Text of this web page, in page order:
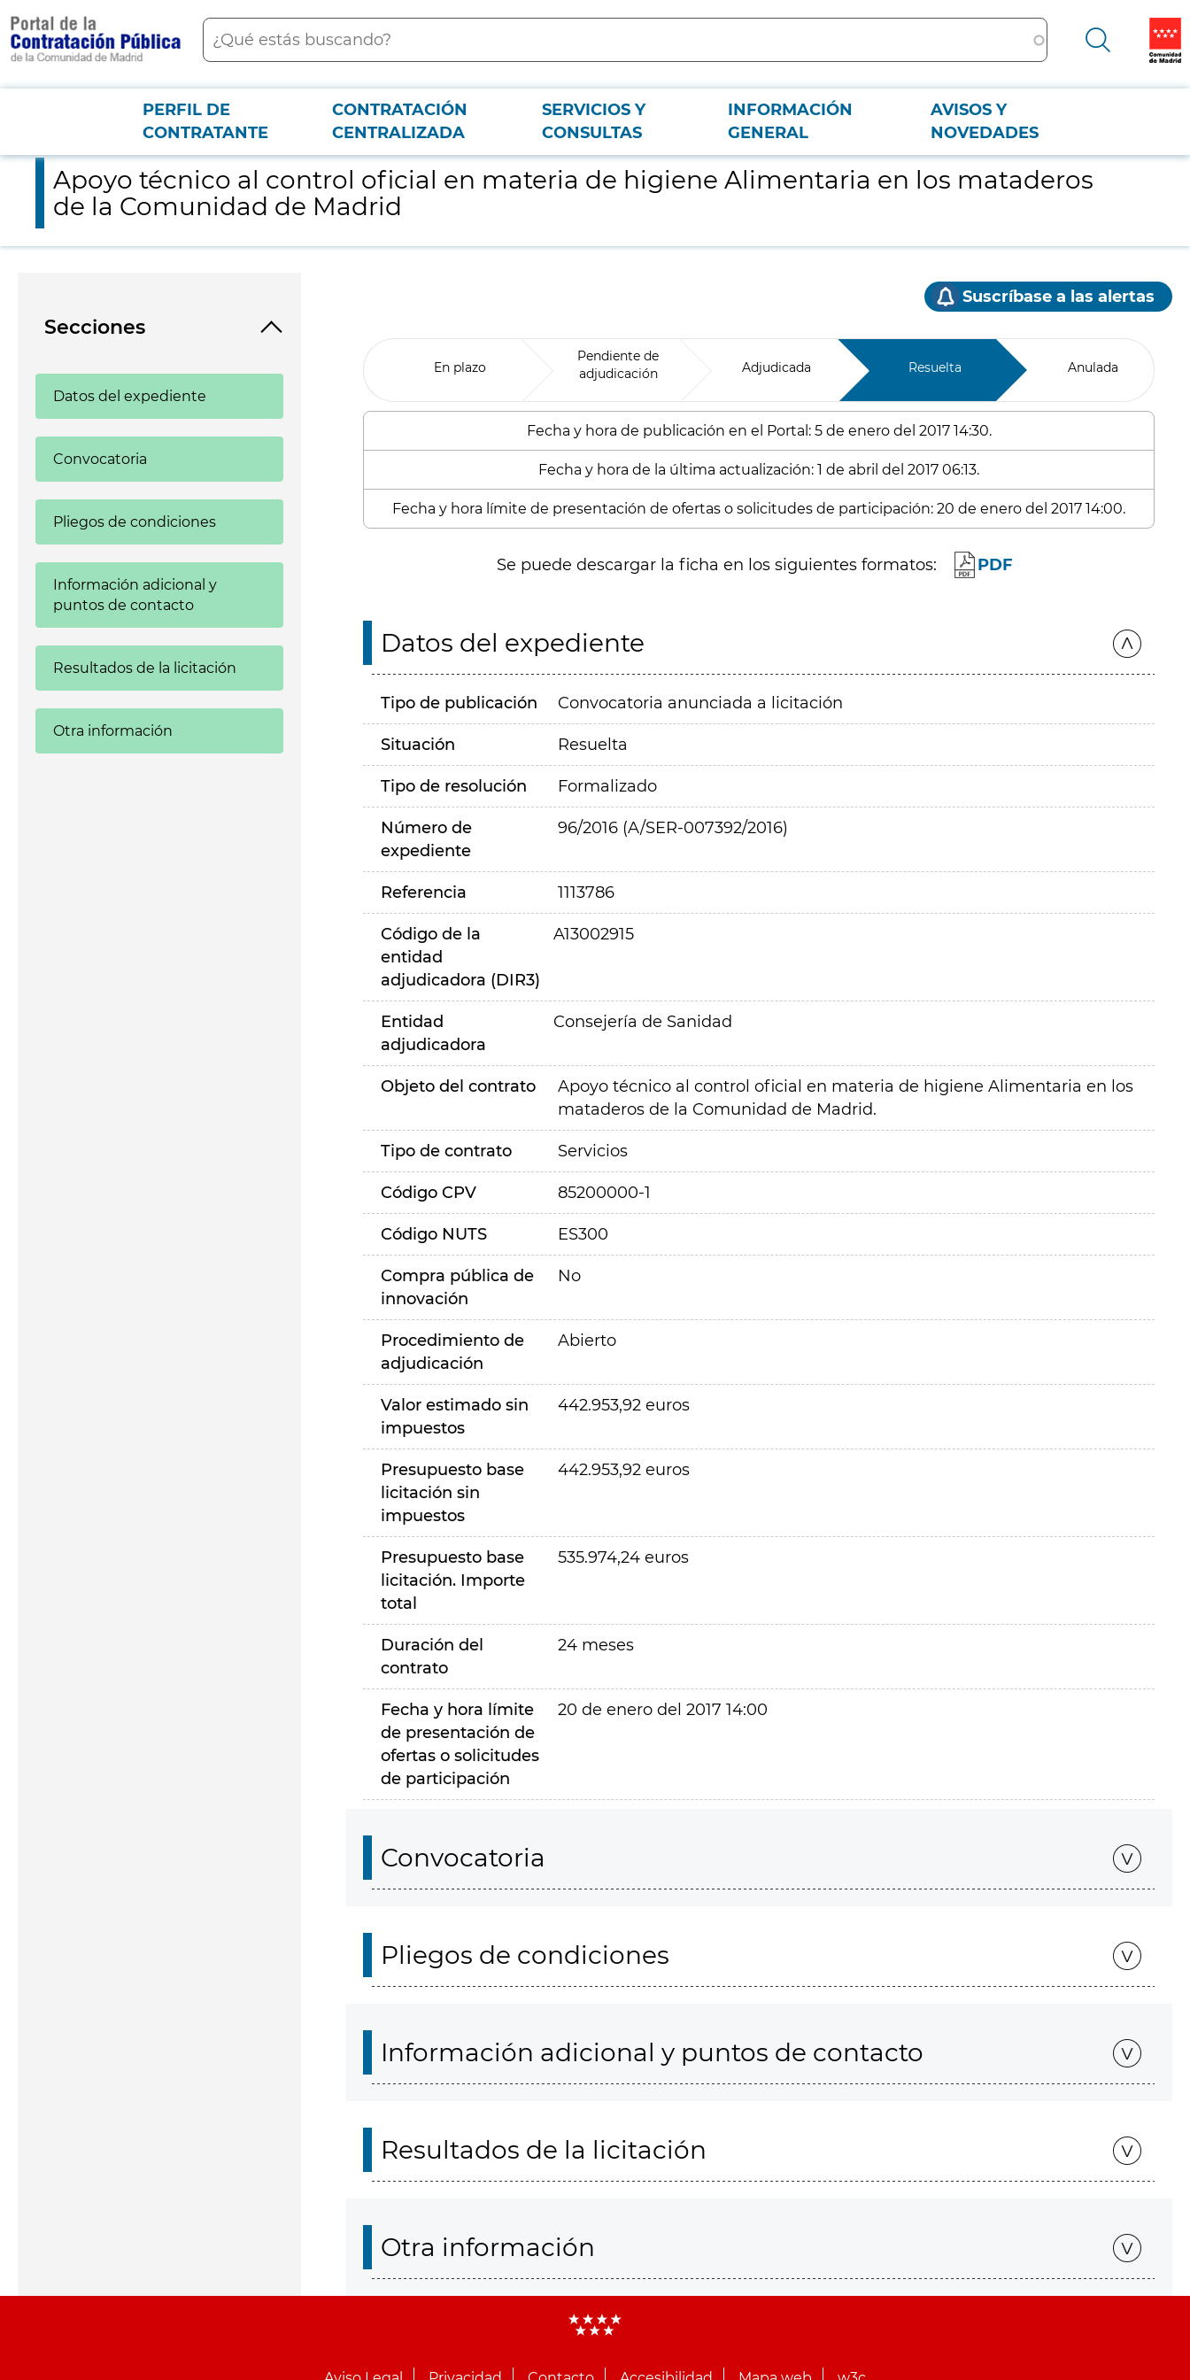
contenido
principal
Buscar
Menú PCON
PERFIL DE
CONTRATANTE
CONTRATACIÓN
CENTRALIZADA
SERVICIOS Y
CONSULTAS
INFORMACIÓN
GENERAL
AVISOS Y
NOVEDADES
Apoyo técnico al control oficial en materia de higiene Alimentaria en los mataderos de la Comunidad de Madrid
Apoyo técnico al control oficial en materia de higiene Alimentaria en los mataderos
de la Comunidad de Madrid
Secciones
Datos del expediente
Convocatoria
Pliegos de condiciones
Información adicional y
puntos de contacto
Resultados de la licitación
Otra información
Suscríbase a las alertas
En plazo
Pendiente de
adjudicación
Adjudicada Resuelta Anulada
Fecha y hora de publicación en el Portal: 5 de enero del 2017 14:30.
Fecha y hora de la última actualización: 1 de abril del 2017 06:13.
Fecha y hora límite de presentación de ofertas o solicitudes de participación: 20 de enero del 2017 14:00.
Se puede descargar la ficha en los siguientes formatos: PDF
Datos del expediente
Tipo de publicación Convocatoria anunciada a licitación
Situación Resuelta
Tipo de resolución Formalizado
Número de
expediente
96/2016 (A/SER-007392/2016)
Referencia 1113786
Código de la
entidad
adjudicadora (DIR3)
A13002915
Entidad
adjudicadora
Consejería de Sanidad
Objeto del contrato
Apoyo técnico al control oficial en materia de higiene Alimentaria en los
mataderos de la Comunidad de Madrid.
Tipo de contrato Servicios
Código CPV 85200000-1
Código NUTS ES300
Compra pública de
innovación
No
Procedimiento de
adjudicación
Abierto
Valor estimado sin
impuestos
442.953,92 euros
Presupuesto base
licitación sin
impuestos
442.953,92 euros
Presupuesto base
licitación. Importe
total
535.974,24 euros
Duración del
contrato
24 meses
Fecha y hora límite
de presentación de
ofertas o solicitudes
de participación
20 de enero del 2017 14:00
Convocatoria
Pliegos de condiciones
Información adicional y puntos de contacto
Resultados de la licitación
Otra información